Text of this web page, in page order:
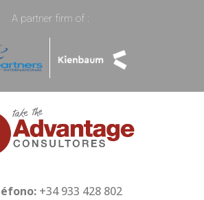
A partner firm of :
+34 933 428 802